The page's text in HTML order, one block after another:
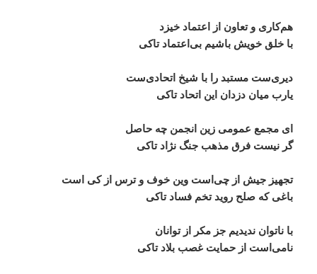
همکاری و تعاون از اعتماد خیزد
با خلق خویش باشیم بی اعتماد تاکی
دیریست مستبد را با شیخ اتحادیست
یارب میان دزدان این اتحاد تاکی
ای مجمع عمومی زین انجمن چه حاصل
گر نیست فرق مذهب جنگ نژاد تاکی
تجهیز جیش از چی است وین خوف و ترس از کی است
باغی که صلح روید تخم فساد تاکی
با ناتوان ندیدیم جز مکر از توانان
نامی است از حمایت غصب بلاد تاکی